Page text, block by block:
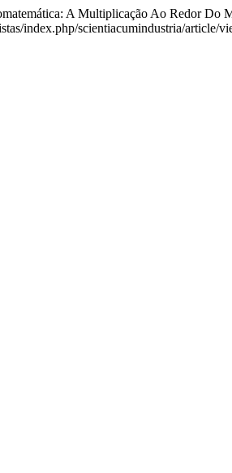
A Multiplicação Ao Redor Do
index.php/scientiacumindustria/article/